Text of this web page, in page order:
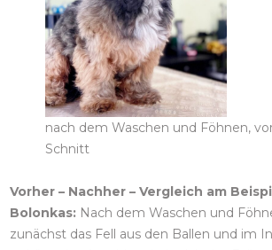
nach dem Waschen und Föhnen,
Schnitt
Vorher – Nachher – Vergleich am
Bolonkas: Nach dem Waschen und
zunächst das Fell aus den Ballen und im